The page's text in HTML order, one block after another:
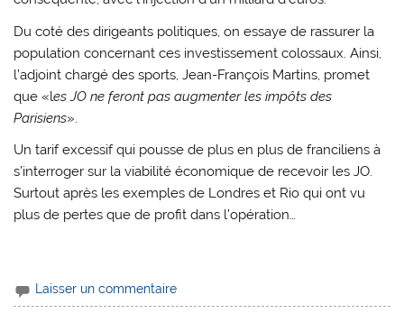
Du coté des dirigeants politiques, on essaye de rassurer la
population concernant ces investissement colossaux. Ainsi,
l’adjoint chargé des sports, Jean-François Martins, promet
que «les JO ne feront pas augmenter les impôts des
Parisiens».
Un tarif excessif qui pousse de plus en plus de franciliens à
s’interroger sur la viabilité économique de recevoir les JO.
Surtout après les exemples de Londres et Rio qui ont vu
plus de pertes que de profit dans l’opération…
Laisser un commentaire